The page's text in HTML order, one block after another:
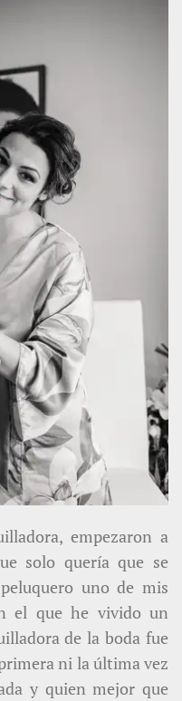
empezaron a
solo quería que se
uno de mis
el que he vivido un
de la boda fue
ni la última vez
y quien mejor que